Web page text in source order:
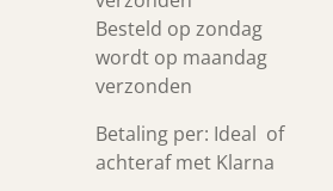
Besteld op zondag
wordt op maandag
verzonden
Betaling per: Ideal of
achteraf met Klarna